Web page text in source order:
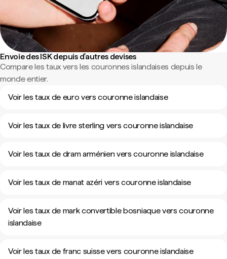
Envoie des ISK depuis d'autres devises
Compare les taux vers les couronnes islandaises depuis le
monde entier.
Voir les taux de euro vers couronne islandaise
Voir les taux de livre sterling vers couronne islandaise
Voir les taux de dram arménien vers couronne islandaise
Voir les taux de manat azéri vers couronne islandaise
Voir les taux de mark convertible bosniaque vers couronne
islandaise
Voir les taux de franc suisse vers couronne islandaise